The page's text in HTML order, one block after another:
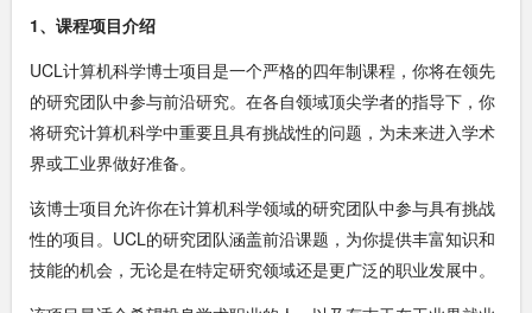
1、课程项目介绍
UCL计算机科学博士项目是一个严格的四年制课程，你将在领先
的研究团队中参与前沿研究。在各自领域顶尖学者的指导下，你
将研究计算机科学中重要且具有挑战性的问题，为未来进入学术
界或工业界做好准备。
该博士项目允许你在计算机科学领域的研究团队中参与具有挑战
性的项目。UCL的研究团队涵盖前沿课题，为你提供丰富知识和
技能的机会，无论是在特定研究领域还是更广泛的职业发展中。